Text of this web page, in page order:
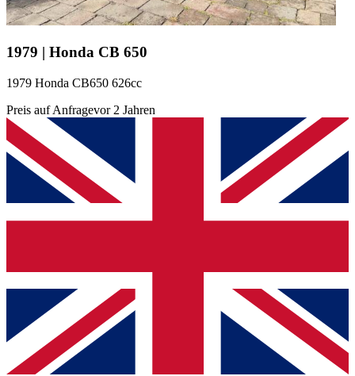
1979 | Honda CB 650
1979 Honda CB650 626cc
Preis auf Anfragevor 2 Jahren